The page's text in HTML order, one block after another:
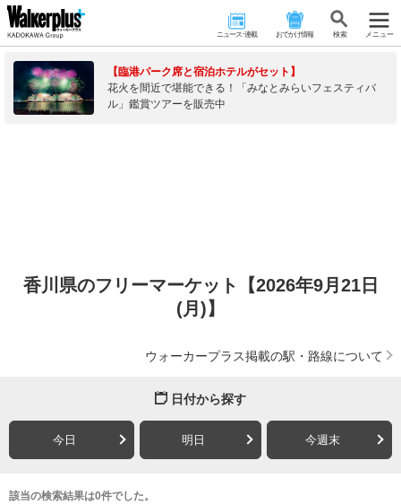
ニュース･連載 おでかけ情報 検 索 メニュー
【臨港パーク席と宿泊ホテルがセット】
花火を間近で堪能できる！「みなとみらいフェスティバ
ル」鑑賞ツアーを販売中
香川県のフリーマーケット【2026年9月21日
(月)】
ウォーカープラス掲載の駅・路線について
日付から探す
今日 明日 今週末
該当の検索結果は0件でした。